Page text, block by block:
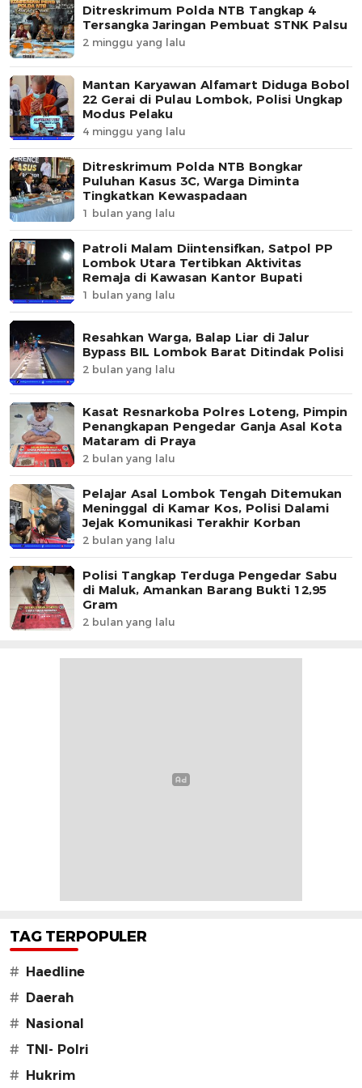
Ditreskrimum Polda NTB Tangkap 4
Tersangka Jaringan Pembuat STNK Palsu
2 minggu yang lalu
Mantan Karyawan Alfamart Diduga Bobol
22 Gerai di Pulau Lombok, Polisi Ungkap
Modus Pelaku
4 minggu yang lalu
Ditreskrimum Polda NTB Bongkar
Puluhan Kasus 3C, Warga Diminta
Tingkatkan Kewaspadaan
1 bulan yang lalu
Patroli Malam Diintensifkan, Satpol PP
Lombok Utara Tertibkan Aktivitas
Remaja di Kawasan Kantor Bupati
1 bulan yang lalu
Resahkan Warga, Balap Liar di Jalur
Bypass BIL Lombok Barat Ditindak Polisi
2 bulan yang lalu
Kasat Resnarkoba Polres Loteng, Pimpin
Penangkapan Pengedar Ganja Asal Kota
Mataram di Praya
2 bulan yang lalu
Pelajar Asal Lombok Tengah Ditemukan
Meninggal di Kamar Kos, Polisi Dalami
Jejak Komunikasi Terakhir Korban
2 bulan yang lalu
Polisi Tangkap Terduga Pengedar Sabu
di Maluk, Amankan Barang Bukti 12,95
Gram
2 bulan yang lalu
TAG TERPOPULER
# Haedline
# Daerah
# Nasional
# TNI- Polri
# Hukrim